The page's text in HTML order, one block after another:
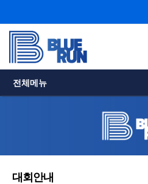
전체메뉴
대회안내